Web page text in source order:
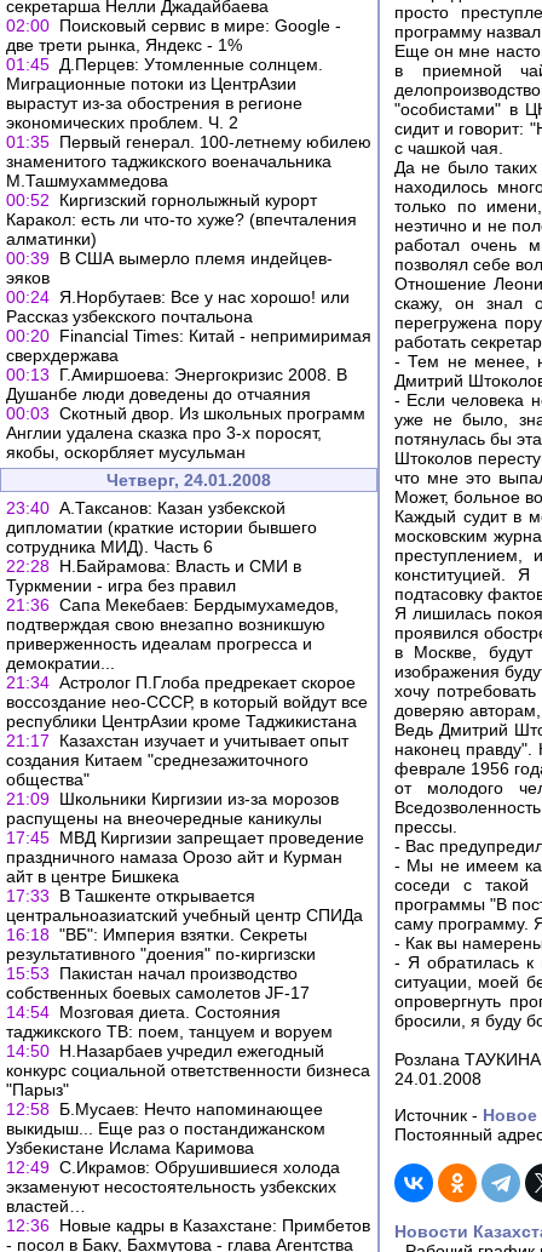
секретарша Нелли Джадайбаева
02:00 Поисковый сервис в мире: Google -
две трети рынка, Яндекс - 1%
01:45 Д.Перцев: Утомленные солнцем.
Миграционные потоки из ЦентрАзии
вырастут из-за обострения в регионе
экономических проблем. Ч. 2
01:35 Первый генерал. 100-летнему юбилею
знаменитого таджикского военачальника
М.Ташмухаммедова
00:52
Киргизский горнолыжный курорт
Каракол: есть ли что-то хуже? (впечталения
алматинки)
00:39 В США вымерло племя индейцев-
эяков
00:24 Я.Норбутаев: Все у нас хорошо! или
Рассказ узбекского почтальона
00:20 Financial Times: Китай - непримиримая
сверхдержава
00:13
Г.Амиршоева: Энергокризис 2008. В
Душанбе люди доведены до отчаяния
00:03 Скотный двор. Из школьных программ
Англии удалена сказка про 3-х поросят,
якобы, оскорбляет мусульман
Четверг, 24.01.2008
23:40 А.Таксанов: Казан узбекской
дипломатии (краткие истории бывшего
сотрудника МИД). Часть 6
22:28 Н.Байрамова: Власть и СМИ в
Туркмении - игра без правил
21:36 Сапа Мекебаев: Бердымухамедов,
подтверждая свою внезапно возникшую
приверженность идеалам прогресса и
демократии...
21:34 Астролог П.Глоба предрекает скорое
воссоздание нео-СССР, в который войдут все
республики ЦентрАзии кроме Таджикистана
21:17
Казахстан изучает и учитывает опыт
создания Китаем "среднезажиточного
общества"
21:09 Школьники Киргизии из-за морозов
распущены на внеочередные каникулы
17:45 МВД Киргизии запрещает проведение
праздничного намаза Орозо айт и Курман
айт в центре Бишкека
17:33
В Ташкенте открывается
центральноазиатский учебный центр СПИДа
16:18 "ВБ": Империя взятки. Секреты
результативного "доения" по-киргизски
15:53
Пакистан начал производство
собственных боевых самолетов JF-17
14:54 Мозговая диета. Состояния
таджикского ТВ: поем, танцуем и воруем
14:50 Н.Назарбаев учредил ежегодный
конкурс социальной ответственности бизнеса
"Парыз"
12:58 Б.Мусаев: Нечто напоминающее
выкидыш... Еще раз о постандижанском
Узбекистане Ислама Каримова
12:49 С.Икрамов: Обрушившиеся холода
экзаменуют несостоятельность узбекских
властей…
12:36 Новые кадры в Казахстане: Примбетов
- посол в Баку, Бахмутова - глава Агентства
просто
программу
Еще он мне
в приемной
"особистами" в
сидит и говорит:
с чашкой чая.
Да не было
находилось
только по
неэтично и не
работал очень
позволял себе
Отношение
скажу, он знал
перегружена
работать
- Тем не менее,
Дмитрий
- Если человека
уже не было,
потянулась бы
Штоколов
что мне это
Может, больное
Каждый судит в
московским
преступлением,
конституцией.
подтасовку
Я лишилась
проявился
в Москве,
изображения
хочу
доверяю авторам,
Ведь Дмитрий
наконец
феврале 1956
от молодого
прессы.
- Вас
- Мы не имеем
соседи с такой
программы "В
саму программу.
- Как вы
- Я обратилась к
ситуации, моей
опровергнуть
бросили, я буду
Розлана
24.01.2008
Источник - Новое
Постоянный
Новости